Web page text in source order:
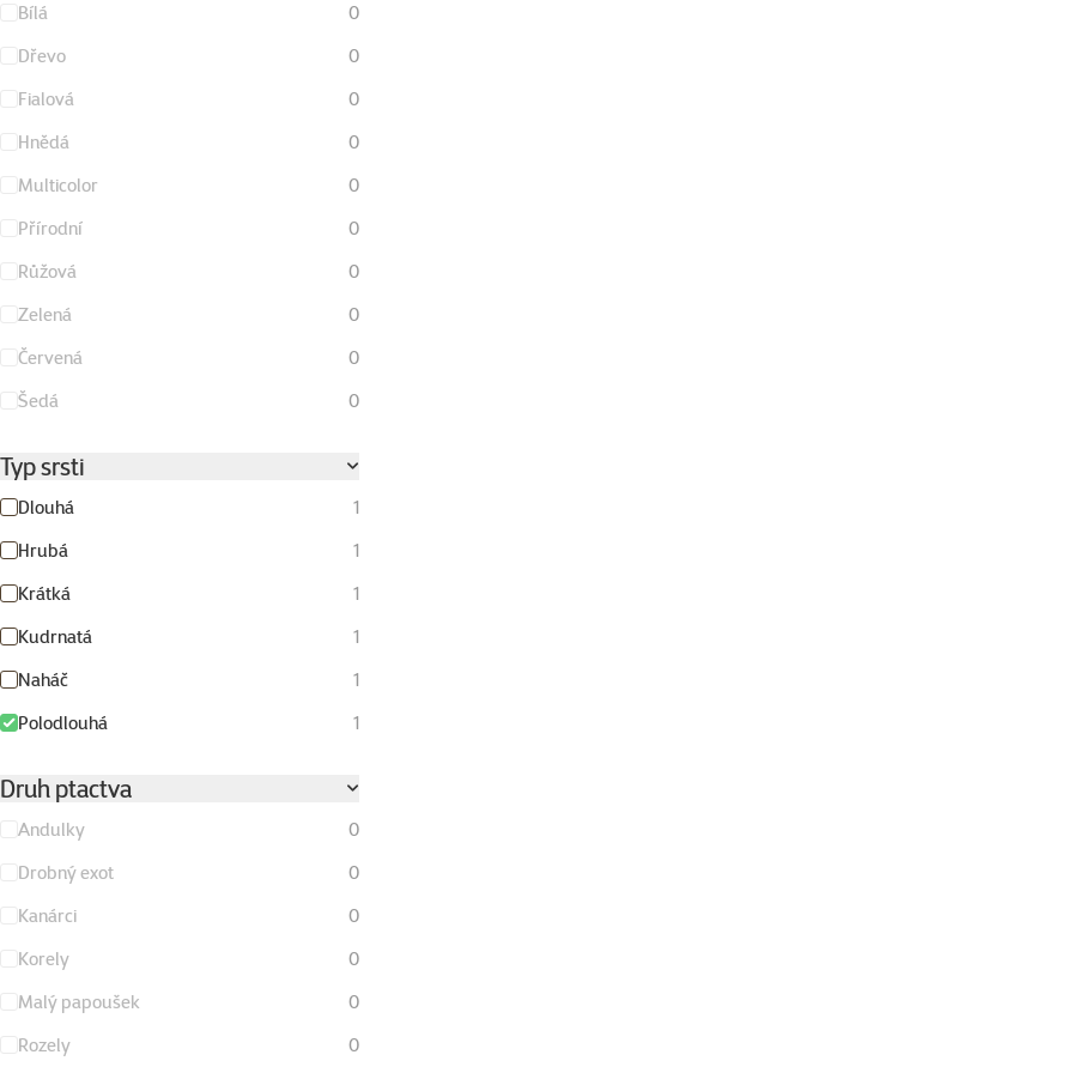
Bílá
0
Dřevo
0
Fialová
0
Hnědá
0
Multicolor
0
Přírodní
0
Růžová
0
Zelená
0
Červená
0
Šedá
0
Typ srsti
Dlouhá
1
Hrubá
1
Krátká
1
Kudrnatá
1
Naháč
1
Polodlouhá
1
Druh ptactva
Andulky
0
Drobný exot
0
Kanárci
0
Korely
0
Malý papoušek
0
Rozely
0